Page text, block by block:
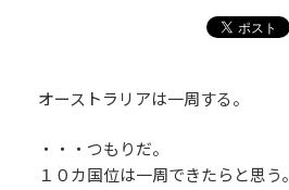
オーストラリアは一周する。
・・・つもりだ。
１０カ国位は一周できたらと思う。